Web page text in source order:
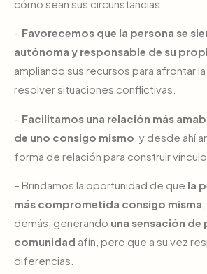
cómo sean sus circunstancias.
– Favorecemos que la persona se
autónoma y responsable de su
ampliando sus recursos para afrontar
resolver situaciones conflictivas.
– Facilitamos una relación más
de uno consigo mismo , y desde ahí
forma de relación para construir
– Brindamos la oportunidad de que la
más comprometida consigo misma
demás, generando una sensación de
comunidad afín, pero que a su vez
diferencias.